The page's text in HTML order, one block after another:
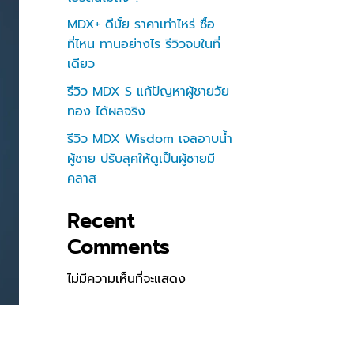
MDX+ ดีมั้ย ราคาเท่าไหร่ ซื้อ
ที่ไหน ทานอย่างไร รีวิวจบในที่
เดียว
รีวิว MDX S แก้ปัญหาผู้ชายวัย
ทอง ได้ผลจริง
รีวิว MDX Wisdom เจลอาบน้ำ
ผู้ชาย ปรับลุคให้ดูเป็นผู้ชายมี
คลาส
Recent
Comments
ไม่มีความเห็นที่จะแสดง